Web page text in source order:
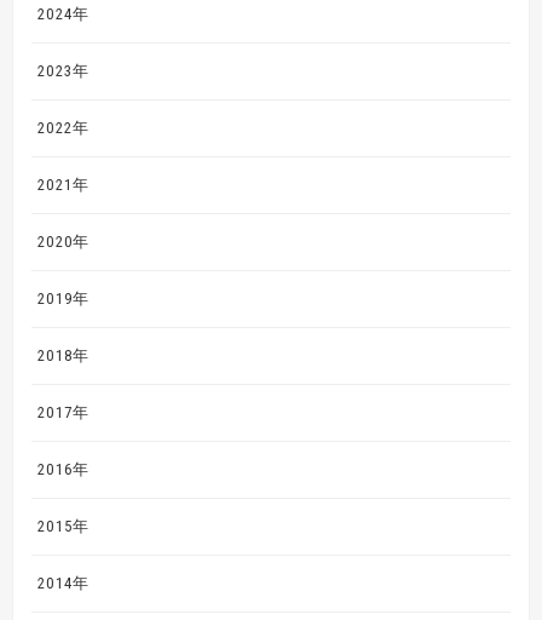
2024年
2023年
2022年
2021年
2020年
2019年
2018年
2017年
2016年
2015年
2014年